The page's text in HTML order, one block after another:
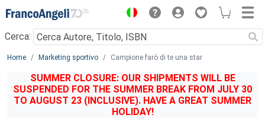
Menu
Cerca:
Main content
Home Marketing sportivo Campione farò di te una star
SUMMER CLOSURE: OUR SHIPMENTS WILL BE
SUSPENDED FOR THE SUMMER BREAK FROM JULY 30
TO AUGUST 23 (INCLUSIVE). HAVE A GREAT SUMMER
HOLIDAY!